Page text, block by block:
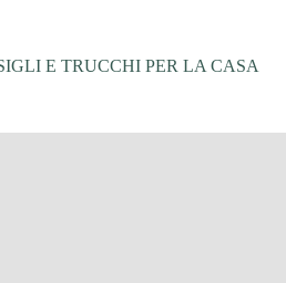
E TRUCCHI PER LA CASA